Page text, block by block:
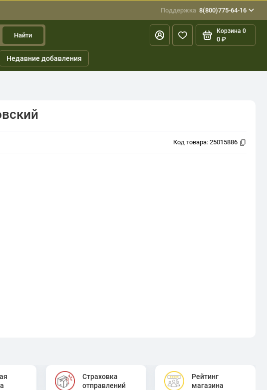
Поддержка 8(800)775-64-16
Найти
Корзина 0
0 ₽
Недавние добавления
Код товара: 25015886
Страховка
отправлений
Рейтинг
магазина